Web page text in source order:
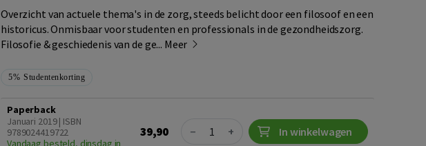
Overzicht van actuele thema's in de zorg, steeds belicht door een filosoof en een
historicus. Onmisbaar voor studenten en professionals in de gezondheidszorg.
Filosofie & geschiedenis van de ge... Meer
5% Studentenkorting
Paperback
Januari 2019 | ISBN
9789024419722
Vandaag besteld, dinsdag in
39,90 Quantity
− + In winkelwagen